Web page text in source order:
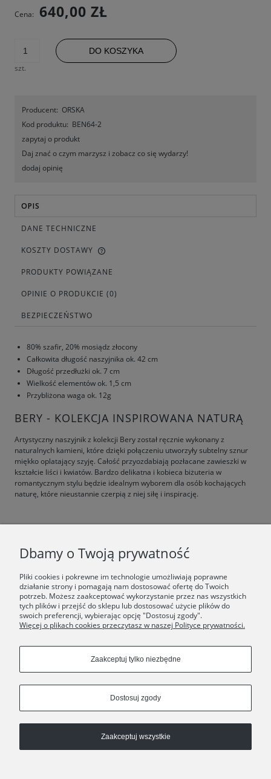
Cena: 640,00 ZŁ
szt.
DO KOSZYKA
Producent: ORSKA
Kod produktu: BEN64-2
zapytaj o produkt
Daj znać o czym marzysz i zobacz co się wydarzy!
dodaj opinię
OPIS
DANE TECHNICZNE
KOSZTY DOSTAWY
PRODUKTY POWIĄZANE
OPINIE O PRODUKCIE (0)
BEZPIECZEŃSTWO
80% szafir, 20% mosiądz złocony
Całkowita długość naszyjnika ok. 42 cm
Długość przedłużki ok. 7 cm
Wielkość elementów ok. 1,5 cm
Przybliżona waga ok. 12g
BERY - KOLEKCJA INSPIROWANA NATURĄ
Artystyczny naszyjnik z kolekcji Bery został ręcznie wykonany z
naturalnych kamieni, które dzięki połączeniu utworzyły subtelny sznur
miękko oplatający szyję. Całość przyozdabiają pozłacane zawieszki w
kształcie liści i kwiatów. Bardzo delikatna i kobieca biżuteria w
romantycznym stylu będzie idealnym wyborem dla osób kochających
naturę, które nieustannie czerpią z niej siłę i inspirację.
ŚWIAT ORSKA
Dołącz do nas:
Copyrights © 2024 - ORSKA
Dbamy o Twoją prywatność
Pliki cookies i pokrewne im technologie umożliwiają poprawne
działanie strony i pomagają nam dostosować ofertę do Twoich
potrzeb. Możesz zaakceptować wykorzystanie przez nas wszystkich
tych plików i przejść do sklepu lub dostosować użycie plików do
swoich preferencji, wybierając opcję "Dostosuj zgody".
Więcej o plikach cookies przeczytasz w naszej Polityce prywatności.
Zaakceptuj tylko niezbędne
Dostosuj zgody
Zaakceptuj wszystkie